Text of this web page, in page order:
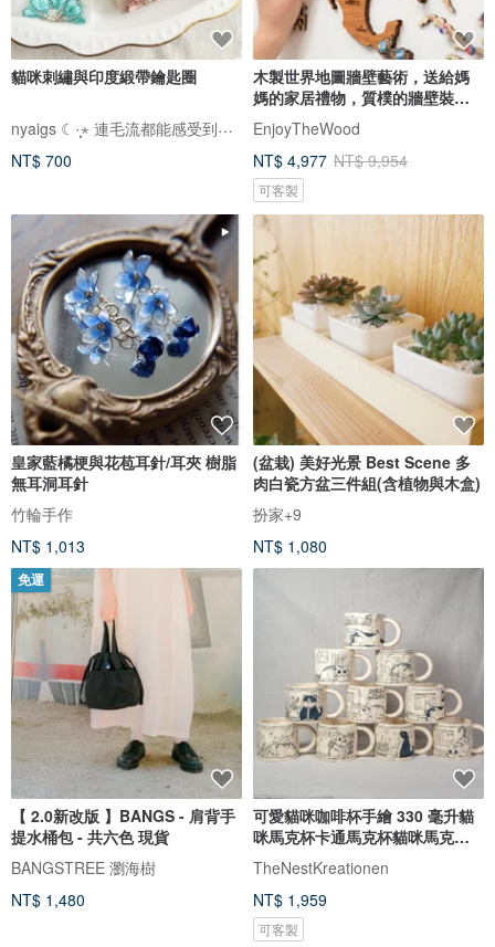
貓咪刺繡與印度緞帶鑰匙圈
nyaigs ☾·̩͙⋆ 連毛流都能感受到的貓咪刺繡
NT$ 700
木製世界地圖牆壁藝術，送給媽
媽的家居禮物，質樸的牆壁裝
飾，3D 世界地圖
EnjoyTheWood
NT$ 4,977 NT$ 9,954
可客製
皇家藍橘梗與花苞耳針/耳夾 樹脂
無耳洞耳針
竹輪手作
NT$ 1,013
(盆栽) 美好光景 Best Scene 多
肉白瓷方盆三件組(含植物與木盒)
扮家+9
NT$ 1,080
免運
【 2.0新改版 】BANGS - 肩背手
提水桶包 - 共六色 現貨
BANGSTREE 瀏海樹
NT$ 1,480
可愛貓咪咖啡杯手繪 330 毫升貓
咪馬克杯卡通馬克杯貓咪馬克杯
送禮佳品
TheNestKreationen
NT$ 1,959
可客製